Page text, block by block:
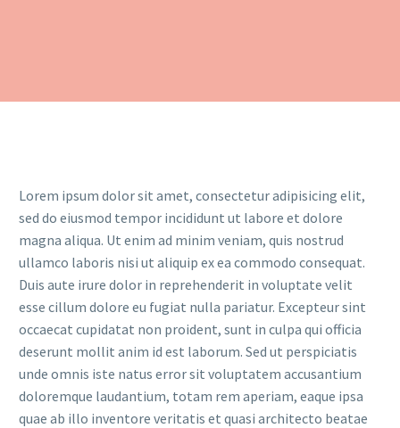
Lorem ipsum dolor sit amet, consectetur adipisicing elit,
sed do eiusmod tempor incididunt ut labore et dolore
magna aliqua. Ut enim ad minim veniam, quis nostrud
ullamco laboris nisi ut aliquip ex ea commodo consequat.
Duis aute irure dolor in reprehenderit in voluptate velit
esse cillum dolore eu fugiat nulla pariatur. Excepteur sint
occaecat cupidatat non proident, sunt in culpa qui officia
deserunt mollit anim id est laborum. Sed ut perspiciatis
unde omnis iste natus error sit voluptatem accusantium
doloremque laudantium, totam rem aperiam, eaque ipsa
quae ab illo inventore veritatis et quasi architecto beatae